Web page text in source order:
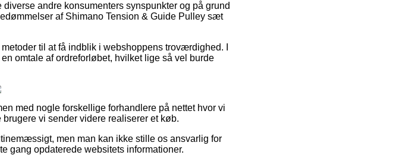
andre konsumenters synspunkter og på grund
af Shimano Tension & Guide Pulley sæt
til at få indblik i webshoppens troværdighed. I
omtale af ordreforløbet, hvilket lige så vel burde
med nogle forskellige forhandlere på nettet hvor vi
vi sender videre realiserer et køb.
men man kan ikke stille os ansvarlig for
gang opdaterede websitets informationer.